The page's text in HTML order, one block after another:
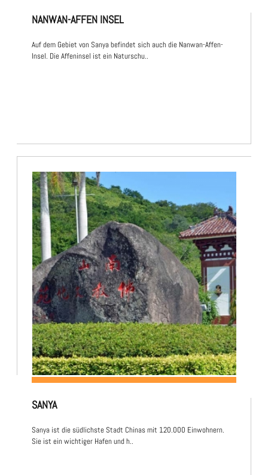
NANWAN-AFFEN INSEL
Auf dem Gebiet von Sanya befindet sich auch die Nanwan-Affen-
Insel. Die Affeninsel ist ein Naturschu..
SANYA
Sanya ist die südlichste Stadt Chinas mit 120.000 Einwohnern.
Sie ist ein wichtiger Hafen und h..